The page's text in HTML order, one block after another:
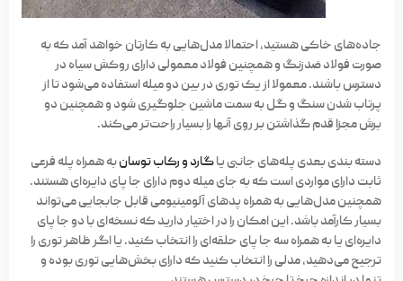
جاده‌های خاکی هستید، احتمالا مدل‌هایی به کارتان خواهد آمد که به
صورت فولاد ضدزنگ و همچنین فولاد معمولی دارای روکش سیاه در
دسترس باشند. معمولا از یک توری در بین دو میله استفاده می‌شود تا از
پرتاب شدن سنگ و گل به سمت ماشین جلوگیری شود و همچنین دو
برش مجزا قدم گذاشتن بر روی آنها را بسیار راحت‌تر می‌کند.
دسته بندی بعدی پله‌های جانبی یاگارد و رکاب توسانبه همراه پله فرعی
ثابت دارای مواردی است که به جای میله دوم دارای جا پای دایره‌ای هستند.
همچنین مدل‌هایی به همراه پدهای آلومینیومی قابل جابجایی می‌تواند
بسیار کارآمد باشد. این امکان را در اختیار دارید که نسخه‌ای با دو جا پای
دایره‌ای یا به همراه سه جا پای حلقه‌ای را انتخاب کنید. یا اگر ظاهر توری را
ترجیح می‌دهید، مدلی را انتخاب کنید که دارای بخش‌هایی توری بوده و